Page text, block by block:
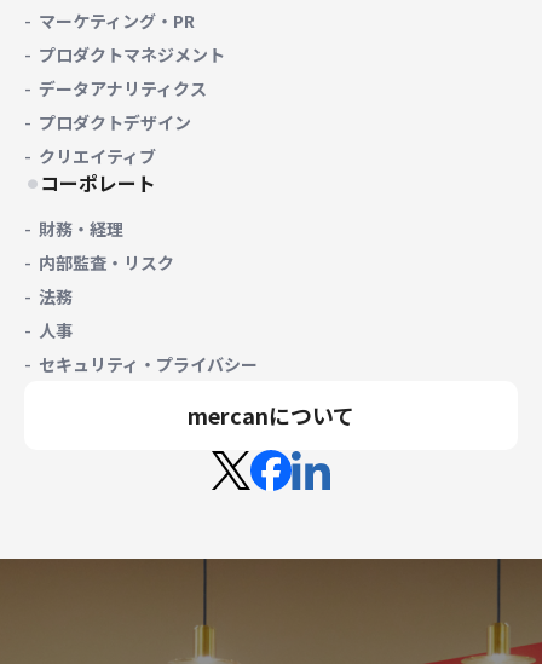
マーケティング・PR
プロダクトマネジメント
データアナリティクス
プロダクトデザイン
クリエイティブ
コーポレート
財務・経理
内部監査・リスク
法務
人事
セキュリティ・プライバシー
mercanについて